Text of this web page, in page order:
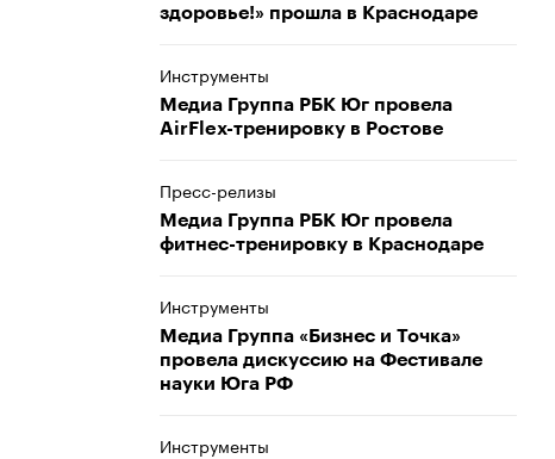
здоровье!» прошла в Краснодаре
Инструменты
Медиа Группа РБК Юг провела
AirFlex-тренировку в Ростове
Пресс-релизы
Медиа Группа РБК Юг провела
фитнес-тренировку в Краснодаре
Инструменты
Медиа Группа «Бизнес и Точка»
провела дискуссию на Фестивале
науки Юга РФ
Инструменты